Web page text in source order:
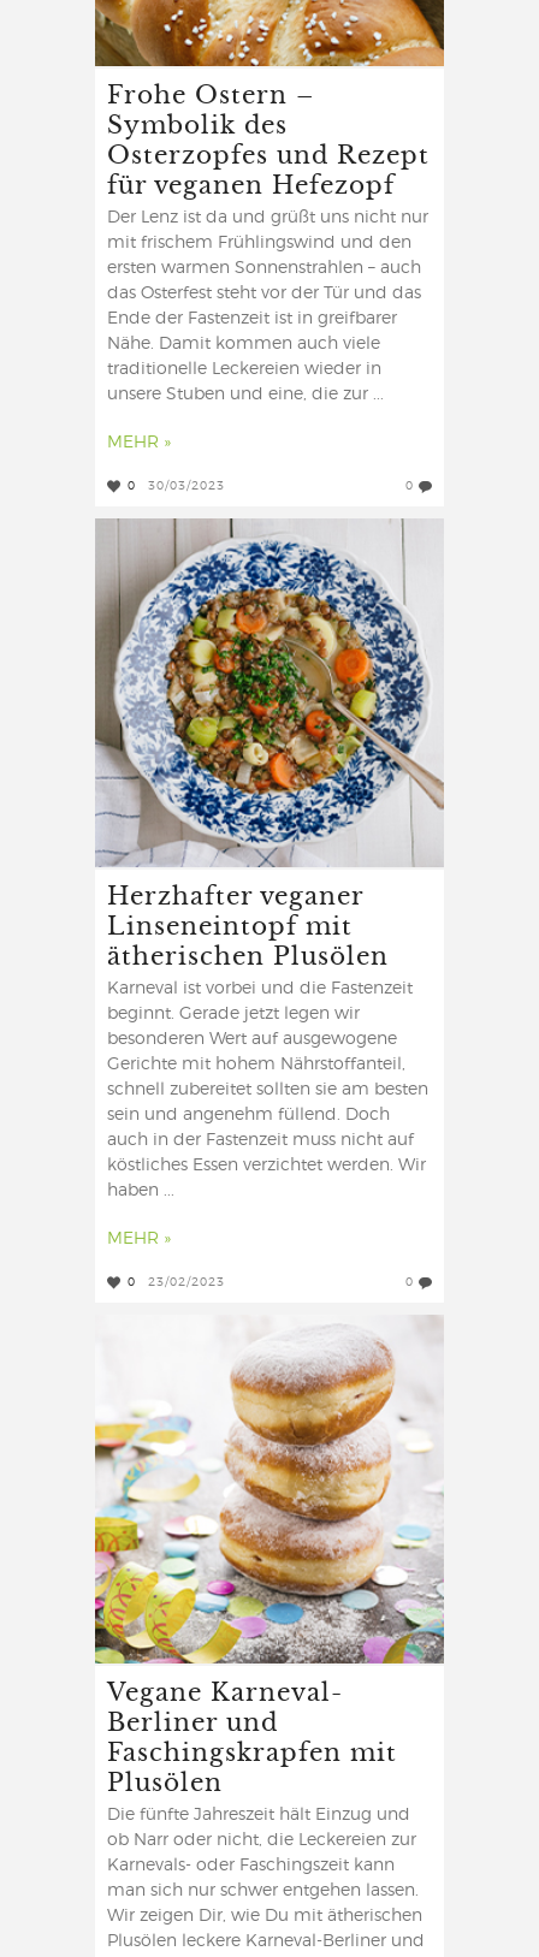
Frohe Ostern –
Symbolik des
Osterzopfes und Rezept
für veganen Hefezopf
Der Lenz ist da und grüßt uns nicht nur
mit frischem Frühlingswind und den
ersten warmen Sonnenstrahlen – auch
das Osterfest steht vor der Tür und das
Ende der Fastenzeit ist in greifbarer
Nähe. Damit kommen auch viele
traditionelle Leckereien wieder in
unsere Stuben und eine, die zur ...
MEHR »
0 30/03/2023 0
Herzhafter veganer
Linseneintopf mit
ätherischen Plusölen
Karneval ist vorbei und die Fastenzeit
beginnt. Gerade jetzt legen wir
besonderen Wert auf ausgewogene
Gerichte mit hohem Nährstoffanteil,
schnell zubereitet sollten sie am besten
sein und angenehm füllend. Doch
auch in der Fastenzeit muss nicht auf
köstliches Essen verzichtet werden. Wir
haben ...
MEHR »
0 23/02/2023 0
Vegane Karneval-
Berliner und
Faschingskrapfen mit
Plusölen
Die fünfte Jahreszeit hält Einzug und
ob Narr oder nicht, die Leckereien zur
Karnevals- oder Faschingszeit kann
man sich nur schwer entgehen lassen.
Wir zeigen Dir, wie Du mit ätherischen
Plusölen leckere Karneval-Berliner und